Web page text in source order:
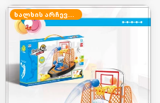
ხალხის არჩევანი